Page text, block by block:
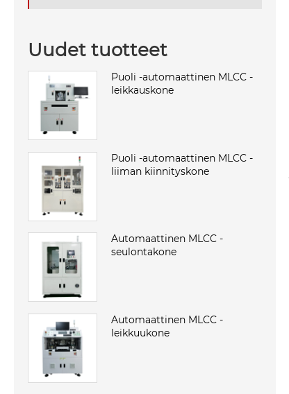
Uudet tuotteet
Puoli -automaattinen MLCC -
leikkauskone
Puoli -automaattinen MLCC -
liiman kiinnityskone
Automaattinen MLCC -
seulontakone
Automaattinen MLCC -
leikkuukone